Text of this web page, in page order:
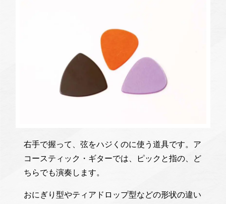
右手で握って、弦をハジくのに使う道具です。ア
コースティック・ギターでは、ピックと指の、ど
ちらでも演奏します。
おにぎり型やティアドロップ型などの形状の違い